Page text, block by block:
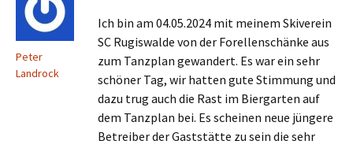
Peter
Landrock
Ich bin am 04.05.2024 mit meinem Skiverein
SC Rugiswalde von der Forellenschänke aus
zum Tanzplan gewandert. Es war ein sehr
schöner Tag, wir hatten gute Stimmung und
dazu trug auch die Rast im Biergarten auf
dem Tanzplan bei. Es scheinen neue jüngere
Betreiber der Gaststätte zu sein die sehr